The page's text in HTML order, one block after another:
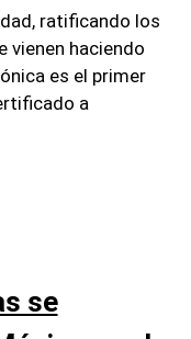
ratificando los
vienen haciendo
es el primer
a
se